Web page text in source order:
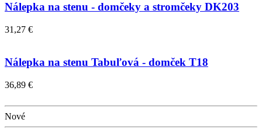
Nálepka na stenu - domčeky a stromčeky DK203
31,27 €
Nálepka na stenu Tabuľová - domček T18
36,89 €
Nové